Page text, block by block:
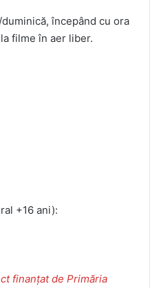
începând cu ora
filme în aer liber.
+16 ani):
finanțat de Primăria